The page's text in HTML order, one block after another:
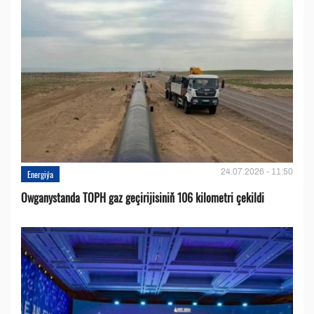
Energiýa 24.07.2026 - 11:50
Owganystanda TOPH gaz geçirijisiniň 106 kilometri çekildi